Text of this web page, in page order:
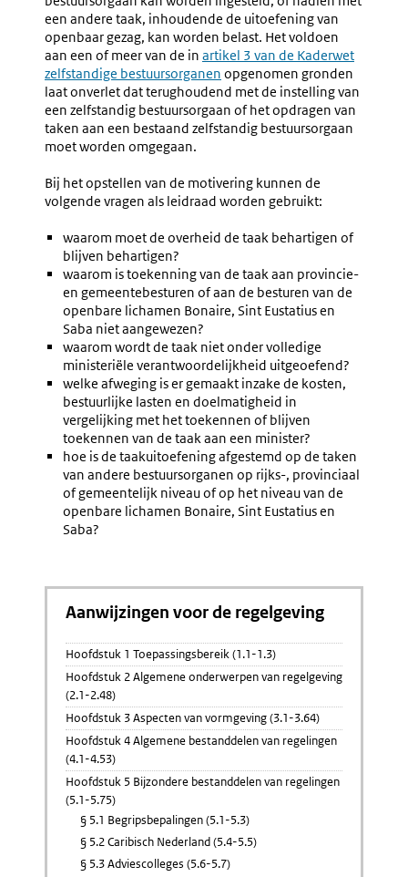
een andere taak, inhoudende de uitoefening van
openbaar gezag, kan worden belast. Het voldoen
aan een of meer van de in Externe
link:
artikel 3 van de Kaderwet
zelfstandige bestuursorganen opgenomen gronden
laat onverlet dat terughoudend met de instelling van
een zelfstandig bestuursorgaan of het opdragen van
taken aan een bestaand zelfstandig bestuursorgaan
moet worden omgegaan.
Bij het opstellen van de motivering kunnen de
volgende vragen als leidraad worden gebruikt:
waarom moet de overheid de taak behartigen of
blijven behartigen?
waarom is toekenning van de taak aan provincie-
en gemeentebesturen of aan de besturen van de
openbare lichamen Bonaire, Sint Eustatius en
Saba niet aangewezen?
waarom wordt de taak niet onder volledige
ministeriële verantwoordelijkheid uitgeoefend?
welke afweging is er gemaakt inzake de kosten,
bestuurlijke lasten en doelmatigheid in
vergelijking met het toekennen of blijven
toekennen van de taak aan een minister?
hoe is de taakuitoefening afgestemd op de taken
van andere bestuursorganen op rijks-, provinciaal
of gemeentelijk niveau of op het niveau van de
openbare lichamen Bonaire, Sint Eustatius en
Saba?
Aanwijzingen voor de regelgeving
Hoofdstuk 1 Toepassingsbereik (1.1-1.3)
Hoofdstuk 2 Algemene onderwerpen van regelgeving
(2.1-2.48)
Hoofdstuk 3 Aspecten van vormgeving (3.1-3.64)
Hoofdstuk 4 Algemene bestanddelen van regelingen
(4.1-4.53)
Hoofdstuk 5 Bijzondere bestanddelen van regelingen
(5.1-5.75)
§ 5.1 Begripsbepalingen (5.1-5.3)
§ 5.2 Caribisch Nederland (5.4-5.5)
§ 5.3 Adviescolleges (5.6-5.7)